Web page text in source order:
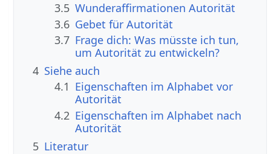
3.5 Wunderaffirmationen Autorität
3.6 Gebet für Autorität
3.7 Frage dich: Was müsste ich tun,
um Autorität zu entwickeln?
4 Siehe auch
4.1 Eigenschaften im Alphabet vor
Autorität
4.2 Eigenschaften im Alphabet nach
Autorität
5 Literatur